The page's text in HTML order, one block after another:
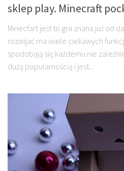
sklep play. Minecraft
Minecfart jest to gra znana już od
rozwijać ma wiele ciekawych
spodobają się każdemu nie
dużą popularnością i jest...